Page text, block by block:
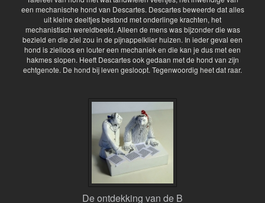
een mechanische hond van Descartes. Descartes beweerde dat alles
uit kleine deeltjes bestond met onderlinge krachten, het
mechanistisch wereldbeeld. Alleen de mens was bijzonder die was
bezield en die ziel zou in de pijnappelklier huizen. In ieder geval een
hond is zielloos en louter een mechaniek en die kan je dus met een
hakmes slopen. Heeft Descartes ook gedaan met de hond van zijn
echtgenote. De hond bij leven gesloopt. Tegenwoordig heet dat raar.
De ontdekking van de B